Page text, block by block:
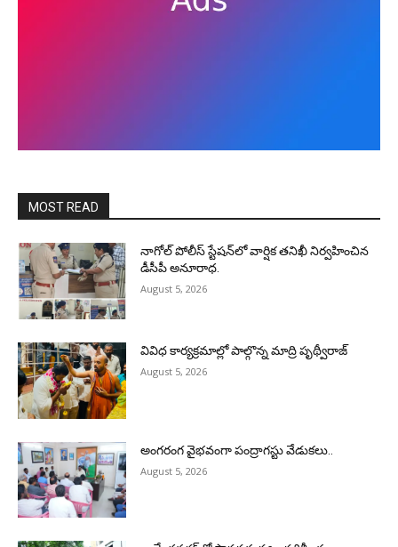
MOST READ
నాగోల్ పోలీస్ స్టేషన్‌లో వార్షిక తనిఖీ నిర్వహించిన
డీసీపీ అనూరాధ.
August 5, 2026
వివిధ కార్యక్రమాల్లో పాల్గొన్న మాద్రి పృథ్వీరాజ్
August 5, 2026
అంగరంగ వైభవంగా పంద్రాగస్టు వేడుకలు..
August 5, 2026